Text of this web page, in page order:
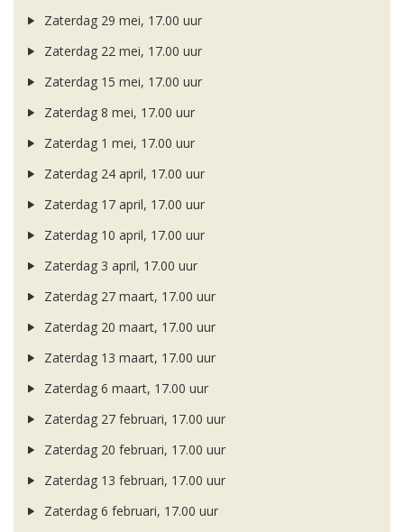
Zaterdag 29 mei, 17.00 uur
Zaterdag 22 mei, 17.00 uur
Zaterdag 15 mei, 17.00 uur
Zaterdag 8 mei, 17.00 uur
Zaterdag 1 mei, 17.00 uur
Zaterdag 24 april, 17.00 uur
Zaterdag 17 april, 17.00 uur
Zaterdag 10 april, 17.00 uur
Zaterdag 3 april, 17.00 uur
Zaterdag 27 maart, 17.00 uur
Zaterdag 20 maart, 17.00 uur
Zaterdag 13 maart, 17.00 uur
Zaterdag 6 maart, 17.00 uur
Zaterdag 27 februari, 17.00 uur
Zaterdag 20 februari, 17.00 uur
Zaterdag 13 februari, 17.00 uur
Zaterdag 6 februari, 17.00 uur